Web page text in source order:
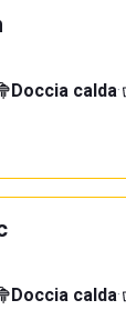
Doccia calda·
Doccia calda·